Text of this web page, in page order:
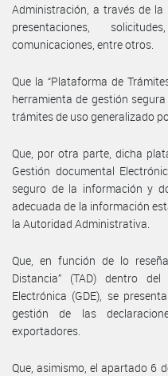
Administración, a través de
presentaciones,
comunicaciones, entre otros.
Que la “Plataforma de
herramienta de gestión
trámites de uso generalizado
Que, por otra parte, dicha
Gestión documental
seguro de la información y
adecuada de la información
la Autoridad Administrativa.
Que, en función de lo
Distancia” (TAD) dentro
Electrónica (GDE), se
gestión de las
exportadores.
Que, asimismo, el apartado 6